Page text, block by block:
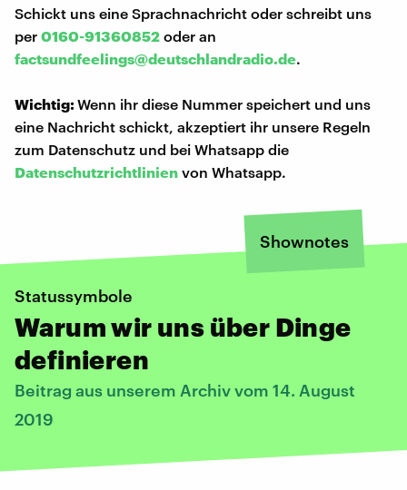
Schickt uns eine Sprachnachricht oder schreibt uns
per 0160-91360852 oder an
factsundfeelings@deutschlandradio.de.
Wichtig:Wenn ihr diese Nummer speichert und uns
eine Nachricht schickt, akzeptiert ihr unsere Regeln
zum Datenschutz und bei Whatsapp die
Datenschutzrichtlinien von Whatsapp.
Shownotes
Statussymbole
Warum wir uns über Dinge
definieren
Beitrag aus unserem Archiv vom 14. August
2019